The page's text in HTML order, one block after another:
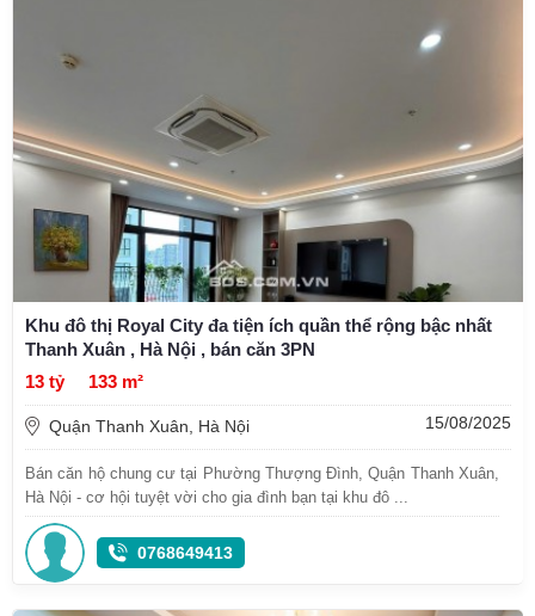
Khu đô thị Royal City đa tiện ích quần thể rộng bậc nhất
Thanh Xuân , Hà Nội , bán căn 3PN
13 tỷ
133 m²
Quận Thanh Xuân, Hà Nội 15/08/2025
Bán căn hộ chung cư tại Phường Thượng Đình, Quận Thanh Xuân,
Hà Nội - cơ hội tuyệt vời cho gia đình bạn tại khu đô ...
0768649413